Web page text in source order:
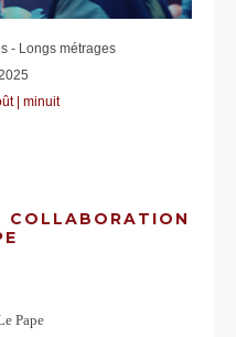
- Longs métrages
| minuit
COLLABORATION
Pape